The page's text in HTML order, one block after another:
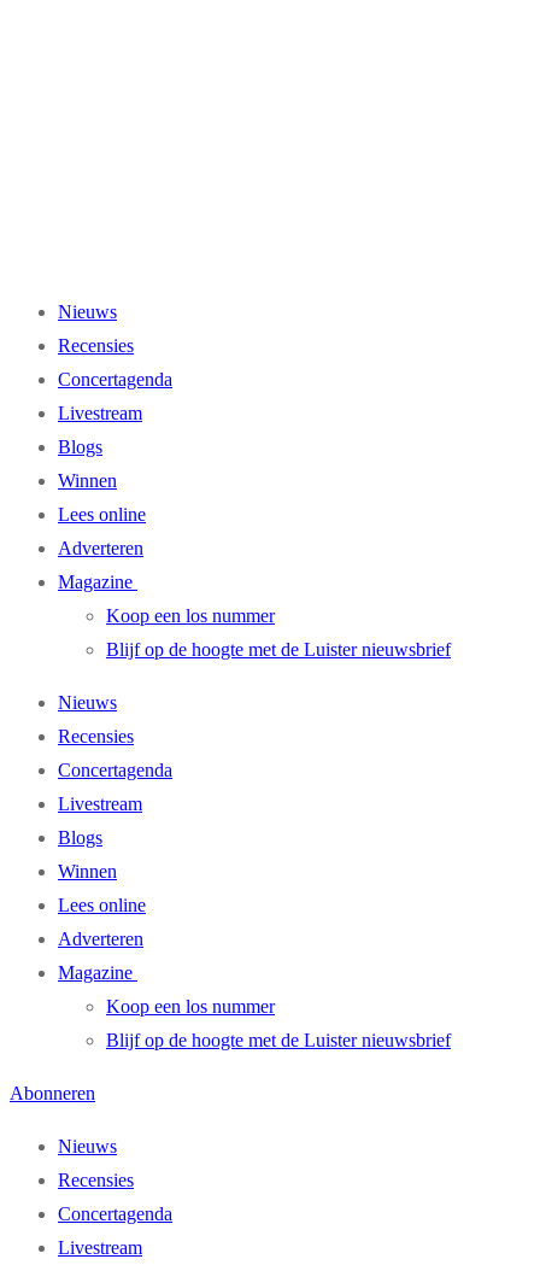
Nieuws
Recensies
Concertagenda
Livestream
Blogs
Winnen
Lees online
Adverteren
Magazine
Koop een los nummer
Blijf op de hoogte met de Luister nieuwsbrief
Nieuws
Recensies
Concertagenda
Livestream
Blogs
Winnen
Lees online
Adverteren
Magazine
Koop een los nummer
Blijf op de hoogte met de Luister nieuwsbrief
Abonneren
Nieuws
Recensies
Concertagenda
Livestream